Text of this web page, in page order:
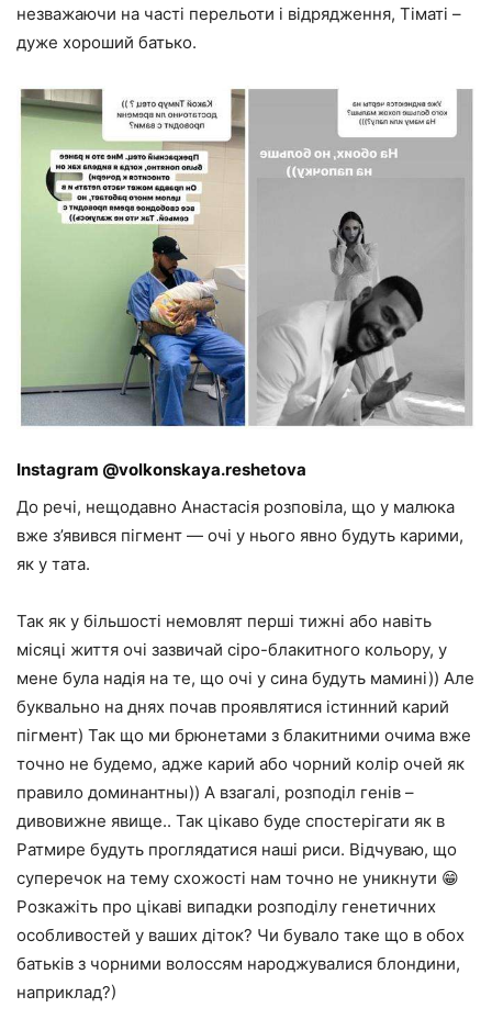
незважаючи на часті перельоти і відрядження, Тіматі –
дуже хороший батько.
Instagram @volkonskaya.reshetova
До речі, нещодавно Анастасія розповіла, що у малюка
вже з’явився пігмент — очі у нього явно будуть карими,
як у тата.
Так як у більшості немовлят перші тижні або навіть
місяці життя очі зазвичай сіро-блакитного кольору, у
мене була надія на те, що очі у сина будуть мамині)) Але
буквально на днях почав проявлятися істинний карий
пігмент) Так що ми брюнетами з блакитними очима вже
точно не будемо, адже карий або чорний колір очей як
правило доминантны)) А взагалі, розподіл генів –
дивовижне явище.. Так цікаво буде спостерігати як в
Ратмире будуть проглядатися наші риси. Відчуваю, що
суперечок на тему схожості нам точно не уникнути 😁
Розкажіть про цікаві випадки розподілу генетичних
особливостей у ваших діток? Чи бувало таке що в обох
батьків з чорними волоссям народжувалися блондини,
наприклад?)